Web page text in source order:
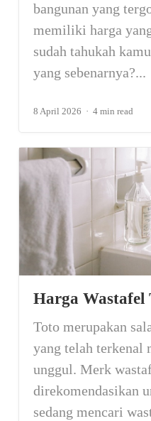
bangunan yang
memiliki harga
sudah tahukah
yang sebenarnya?...
8 April 2026 4 min read
Harga Wastafel
Toto merupakan
yang telah
unggul. Merk
direkomendasikan
sedang mencari